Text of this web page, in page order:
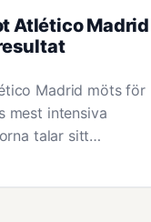
Atlético Madrid
Madrid möts för
mest intensiva
talar sitt…